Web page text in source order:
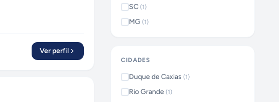
Ver perfil
SC (1)
MG (1)
CIDADES
Duque de Caxias (1)
Rio Grande (1)